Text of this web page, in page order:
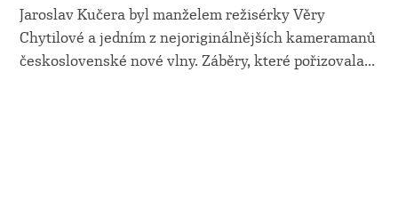
Jaroslav Kučera byl manželem režisérky Věry
Chytilové a jedním z nejoriginálnějších kameramanů
československé nové vlny. Záběry, které pořizovala...